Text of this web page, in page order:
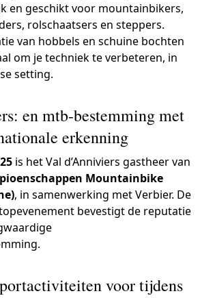
en geschikt voor mountainbikers,
rolschaatsers en steppers.
van hobbels en schuine bochten
om je techniek te verbeteren, in
setting.
en mtb-bestemming met
erkenning
is het Val d’Anniviers gastheer van
Mountainbike
, in samenwerking met Verbier. De
bevestigt de reputatie
voor tijdens